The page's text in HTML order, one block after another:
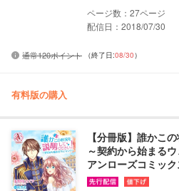
27
配信日：2018/07/30
通常120ポイント （終了日:08/30）
有料版の購入
【分冊版】誰かこ
～契約から始まる
アンローズコミック